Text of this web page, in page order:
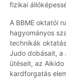
fizikai
A BBME oktatói
hagyományos
technikák
Judo dobásait, a
ütéseit, az
kardforgatás